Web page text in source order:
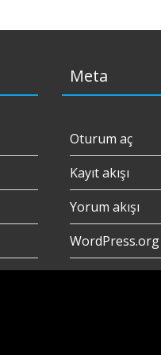
Meta
Oturum aç
Kayıt akışı
Yorum akışı
WordPress.org